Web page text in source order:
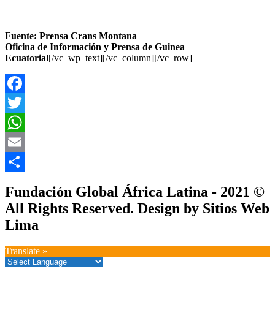
Fuente: Prensa Crans Montana
Oficina de Información y Prensa de Guinea
Ecuatorial[/vc_wp_text][/vc_column][/vc_row]
Facebook
Twitter
WhatsApp
Email
Fundación Global África Latina - 2021 ©
All Rights Reserved. Design by Sitios Web
Lima
Translate »